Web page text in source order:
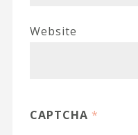
Website
CAPTCHA *